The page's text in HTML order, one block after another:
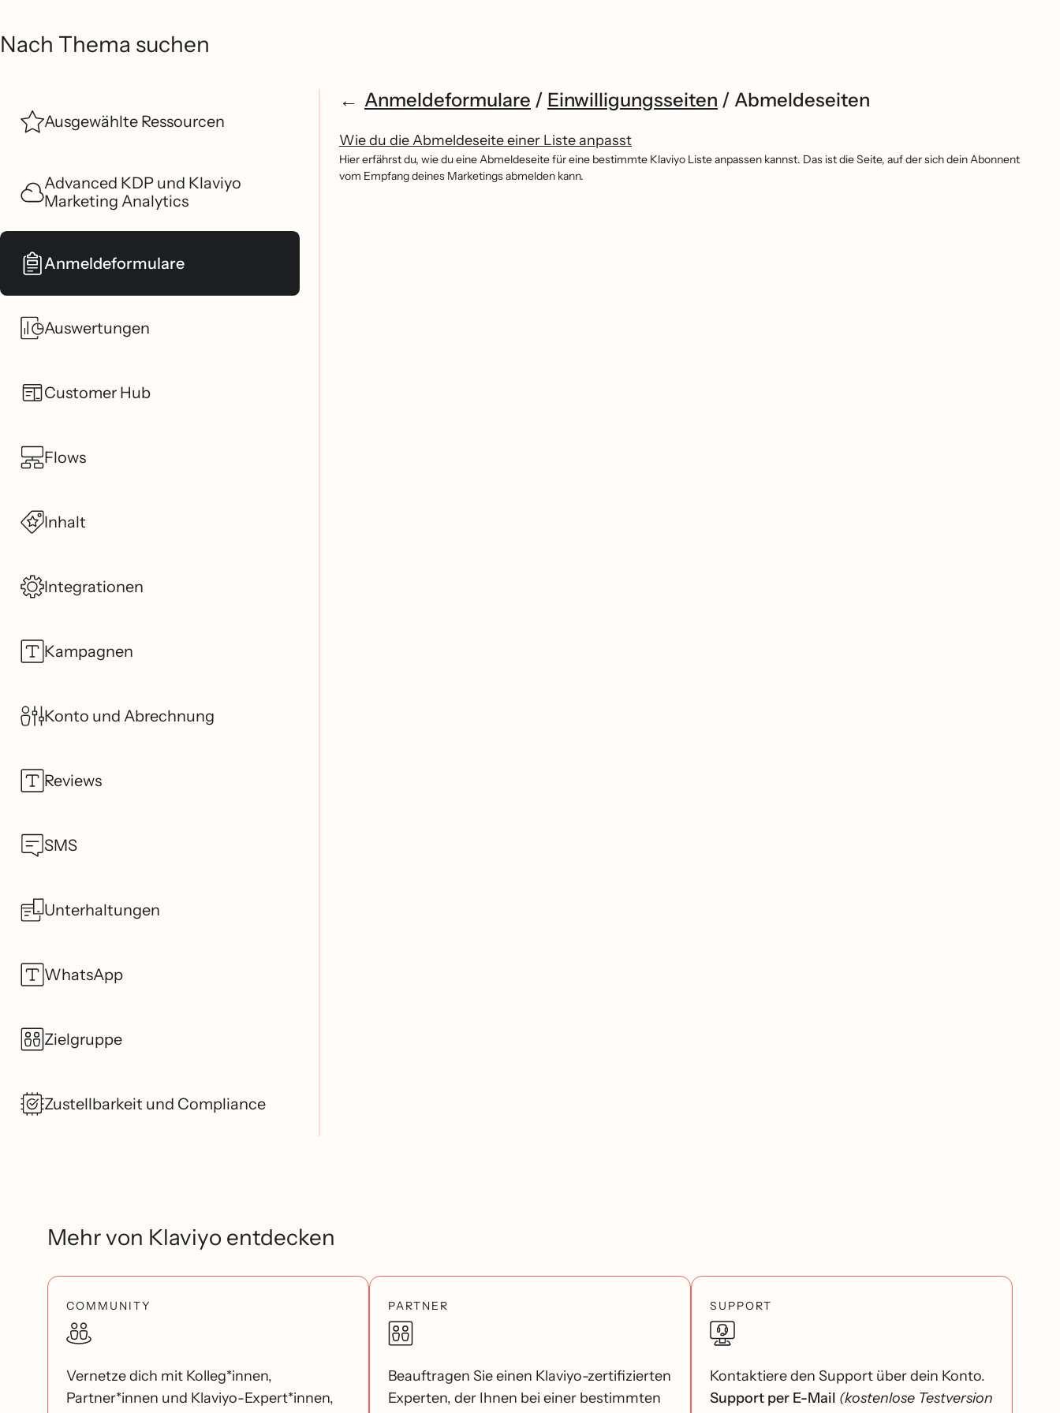
Nach Thema suchen
Ausgewählte Ressourcen
Advanced KDP und Klaviyo
Marketing Analytics
Anmeldeformulare
Auswertungen
Customer Hub
Flows
Inhalt
Integrationen
Kampagnen
Konto und Abrechnung
Reviews
SMS
Unterhaltungen
WhatsApp
Zielgruppe
Zustellbarkeit und Compliance
Anmeldeformulare / Einwilligungsseiten / Abmeldeseiten
Wie du die Abmeldeseite einer Liste anpasst
Hier erfährst du, wie du eine Abmeldeseite für eine bestimmte Klaviyo Liste anpassen kannst. Das ist die Seite, auf der sich dein Abonnent
vom Empfang deines Marketings abmelden kann.
Mehr von Klaviyo entdecken
COMMUNITY
Vernetze dich mit Kolleg*innen,
Partner*innen und Klaviyo-Expert*innen,
PARTNER
Beauftragen Sie einen Klaviyo-zertifizierten
Experten, der Ihnen bei einer bestimmten
SUPPORT
Kontaktiere den Support über dein Konto.
Support per E-Mail (kostenlose Testversion